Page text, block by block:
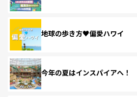
地球の歩き方♥偏愛ハワイ
今年の夏はインスパイアへ！